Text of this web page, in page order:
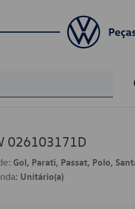
026103171D
Gol, Parati, Passat, Polo,
Unitário(a)